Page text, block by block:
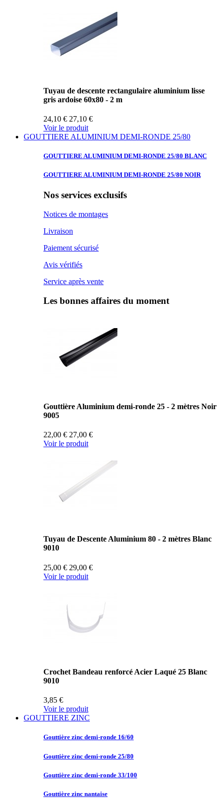
Tuyau de descente rectangulaire aluminium lisse
gris ardoise 60x80 - 2 m
24,10 € 27,10 €
Voir le produit
GOUTTIERE ALUMINIUM DEMI-RONDE 25/80
GOUTTIERE ALUMINIUM DEMI-RONDE 25/80 BLANC
GOUTTIERE ALUMINIUM DEMI-RONDE 25/80 NOIR
Nos services exclusifs
Notices de montages
Livraison
Paiement sécurisé
Avis vérifiés
Service après vente
Les bonnes affaires du moment
Gouttière Aluminium demi-ronde 25 - 2 mètres Noir
9005
22,00 € 27,00 €
Voir le produit
Tuyau de Descente Aluminium 80 - 2 mètres Blanc
9010
25,00 € 29,00 €
Voir le produit
Crochet Bandeau renforcé Acier Laqué 25 Blanc
9010
3,85 €
Voir le produit
GOUTTIERE ZINC
Gouttière zinc demi-ronde 16/60
Gouttière zinc demi-ronde 25/80
Gouttière zinc demi-ronde 33/100
Gouttière zinc nantaise